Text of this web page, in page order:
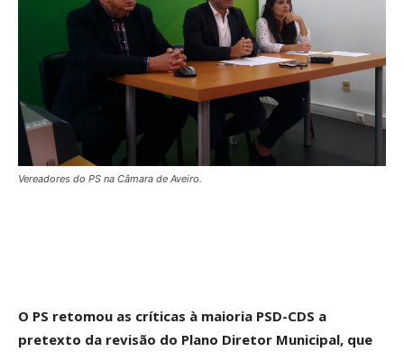
Vereadores do PS na Câmara de Aveiro.
O PS retomou as críticas à maioria PSD-CDS a
pretexto da revisão do Plano Diretor Municipal, que